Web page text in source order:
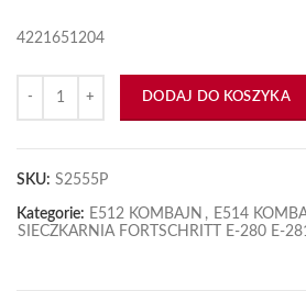
4221651204
DODAJ DO KOSZYKA
SKU: S2555P
Kategorie: E512 KOMBAJN , E514
SIECZKARNIA FORTSCHRITT E-280 E-